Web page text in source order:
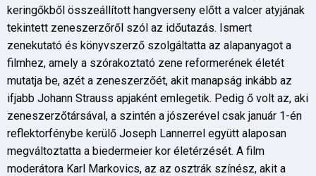
keringőkből összeállított hangverseny előtt a valcer atyjának
tekintett zeneszerzőről szól az időutazás. Ismert
zenekutató és könyvszerző szolgáltatta az alapanyagot a
filmhez, amely a szórakoztató zene reformerének életét
mutatja be, azét a zeneszerzőét, akit manapság inkább az
ifjabb Johann Strauss apjaként emlegetik. Pedig ő volt az, aki
zeneszerzőtársával, a szintén a jószerével csak január 1-én
reflektorfénybe kerülő Joseph Lannerrel együtt alaposan
megváltoztatta a biedermeier kor életérzését. A film
moderátora Karl Markovics, az az osztrák színész, akit a